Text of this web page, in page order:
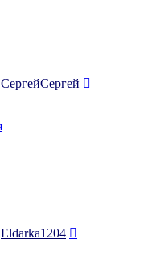
СергейСергей
Eldarka1204